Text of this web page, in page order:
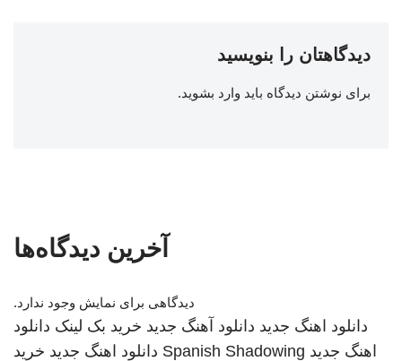
دیدگاهتان را بنویسید
برای نوشتن دیدگاه باید وارد بشوید.
آخرین دیدگاه‌ها
دیدگاهی برای نمایش وجود ندارد.
دانلود اهنگ جدید دانلود آهنگ جدید خرید بک لینک دانلود
اهنگ جدید Spanish Shadowing دانلود اهنگ جدید خرید